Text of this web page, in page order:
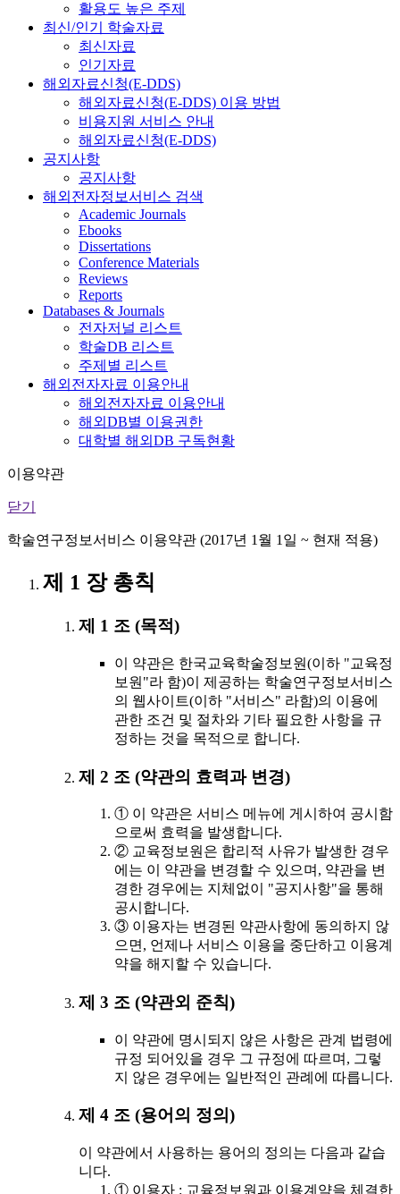
활용도 높은 주제
최신/인기 학술자료
최신자료
인기자료
해외자료신청(E-DDS)
해외자료신청(E-DDS) 이용 방법
비용지원 서비스 안내
해외자료신청(E-DDS)
공지사항
공지사항
해외전자정보서비스 검색
Academic Journals
Ebooks
Dissertations
Conference Materials
Reviews
Reports
Databases & Journals
전자저널 리스트
학술DB 리스트
주제별 리스트
해외전자자료 이용안내
해외전자자료 이용안내
해외DB별 이용권한
대학별 해외DB 구독현황
이용약관
닫기
학술연구정보서비스 이용약관 (2017년 1월 1일 ~ 현재 적용)
제 1 장 총칙
제 1 조 (목적)
이 약관은 한국교육학술정보원(이하 "교육정
보원"라 함)이 제공하는 학술연구정보서비스
의 웹사이트(이하 "서비스" 라함)의 이용에
관한 조건 및 절차와 기타 필요한 사항을 규
정하는 것을 목적으로 합니다.
제 2 조 (약관의 효력과 변경)
① 이 약관은 서비스 메뉴에 게시하여 공시함
으로써 효력을 발생합니다.
② 교육정보원은 합리적 사유가 발생한 경우
에는 이 약관을 변경할 수 있으며, 약관을 변
경한 경우에는 지체없이 "공지사항"을 통해
공시합니다.
③ 이용자는 변경된 약관사항에 동의하지 않
으면, 언제나 서비스 이용을 중단하고 이용계
약을 해지할 수 있습니다.
제 3 조 (약관외 준칙)
이 약관에 명시되지 않은 사항은 관계 법령에
규정 되어있을 경우 그 규정에 따르며, 그렇
지 않은 경우에는 일반적인 관례에 따릅니다.
제 4 조 (용어의 정의)
이 약관에서 사용하는 용어의 정의는 다음과 같습
니다.
① 이용자 : 교육정보원과 이용계약을 체결한